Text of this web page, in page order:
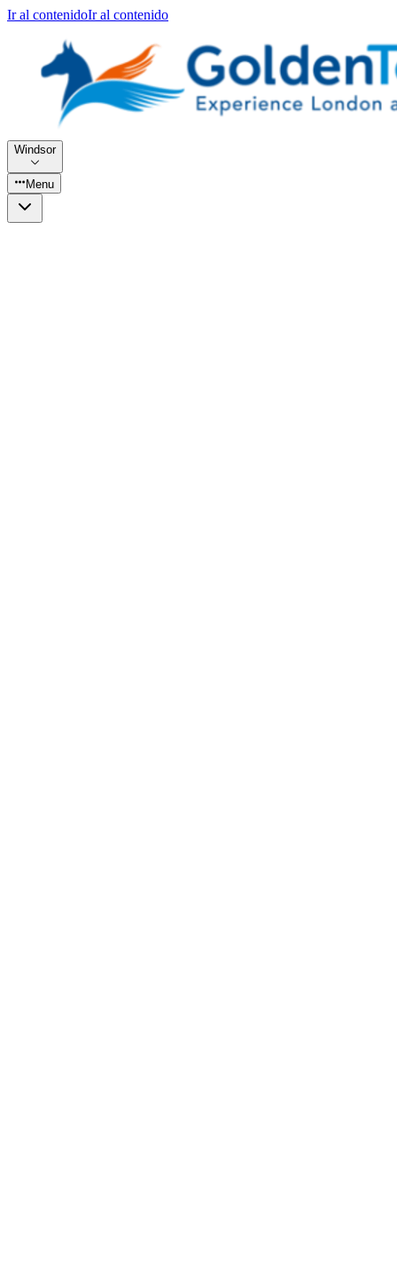
Ir al contenidoIr al contenido
Windsor
Menu